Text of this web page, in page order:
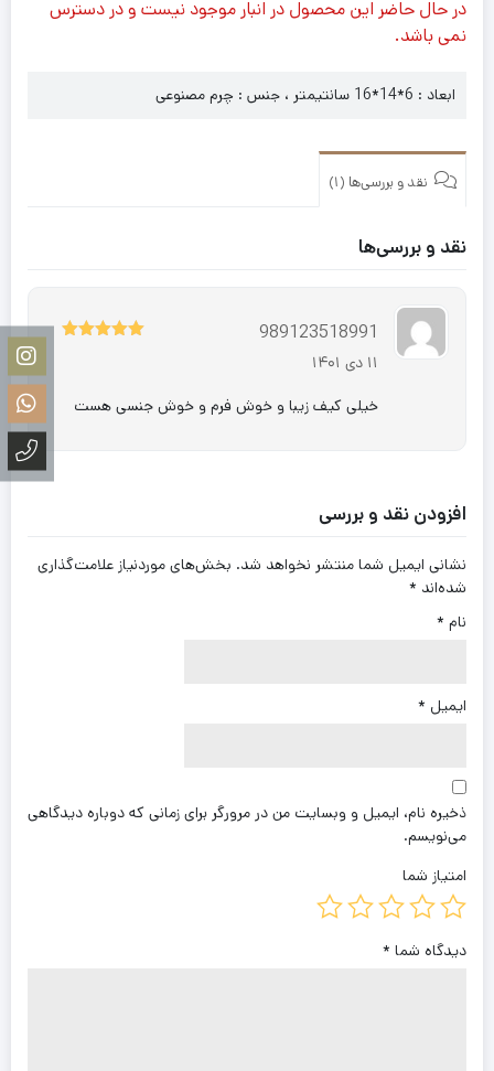
در حال حاضر این محصول در انبار موجود نیست و در دسترس
نمی باشد.
ابعاد : 6*14*16 سانتیمتر ، جنس : چرم مصنوعی
نقد و بررسی‌ها (1)
نقد و بررسی‌ها
989123518991
11 دی 1401
خيلى كيف زيبا و خوش فرم و خوش جنسى هست
افزودن نقد و بررسی
نشانی ایمیل شما منتشر نخواهد شد. بخش‌های موردنیاز علامت‌گذاری
شده‌اند *
نام *
ایمیل *
ذخیره نام، ایمیل و وبسایت من در مرورگر برای زمانی که دوباره دیدگاهی
می‌نویسم.
امتیاز شما
دیدگاه شما *